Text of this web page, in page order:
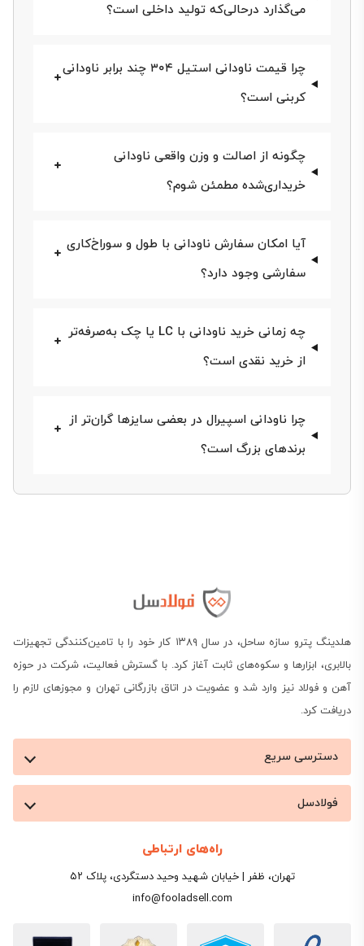
قیمت کلی شاخه بالاتر خواهد بود، هرچند «قیمت ناودانی
لیست قیمت ناودانی سبک
کارخانه‌های ناب تبریز، ابهر و فایکو تأمین می‌شوند. طول
گرفتن مالیات و به تومان هستند.
عرض بال (mm)
100
ناودانی سبک 12 120
55
ناودانی سبک 14 60
ناودانی سبک 18
ناودانی سبک 20
یادآوری: شاخه‌های ۶ متری و ۱۲ متریِ یک سایز، قیمت
می‌گذارد درحالی‌که تولید داخلی است؟
چرا قیمت ناودانی استیل ۳۰۴ چند برابر ناودانی
کربنی است؟
چگونه از اصالت و وزن واقعی ناودانی
خریداری‌شده مطمئن شوم؟
آیا امکان سفارش ناودانی با طول و سوراخ‌کاری
سفارشی وجود دارد؟
چه زمانی خرید ناودانی با LC یا چک به‌صرفه‌تر
از خرید نقدی است؟
چرا ناودانی اسپیرال در بعضی سایزها گران‌تر از
برندهای بزرگ است؟
هلدینگ پترو سازه ساحل، در سال ۱۳۸۹ کار خود را با تامین‌کنندگی تجهیزات
بالابری، ابزارها و سکوه‌های ثابت آغاز کرد. با گسترش فعالیت، شرکت در حوزه
آهن و فولاد نیز وارد شد و عضویت در اتاق بازرگانی تهران و مجوزهای لازم را
دریافت کرد.
دسترسی سریع
فولادسل
راه‌های ارتباطی
تهران، ظفر | خیابان شهید وحید دستگردی، پلاک ۵۲
info@fooladsell.com